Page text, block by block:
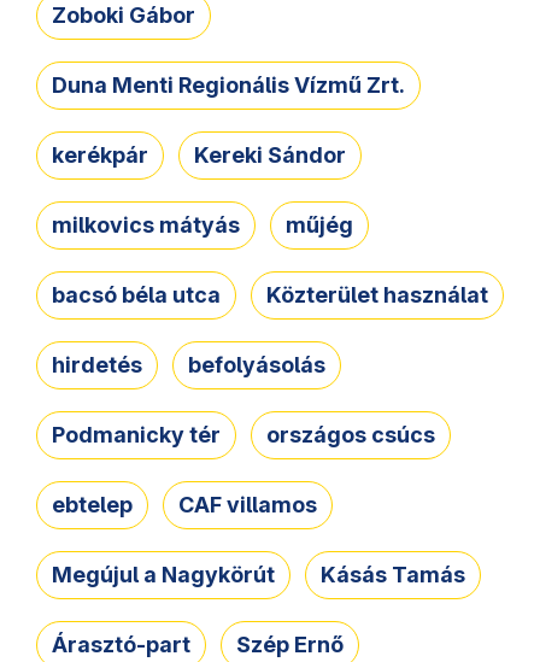
Zoboki Gábor
Duna Menti Regionális Vízmű Zrt.
kerékpár Kereki Sándor
milkovics mátyás műjég
bacsó béla utca Közterület használat
hirdetés befolyásolás
Podmanicky tér országos csúcs
ebtelep CAF villamos
Megújul a Nagykörút Kásás Tamás
Árasztó-part Szép Ernő